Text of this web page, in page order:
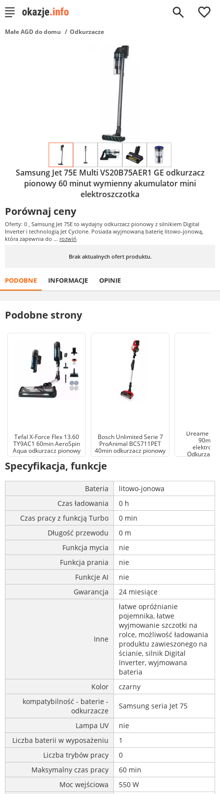
0
Małe AGD do domu Odkurzacze
Samsung Jet 75E Multi VS20B75AER1 GE odkurzacz
pionowy 60 minut wymienny akumulator mini
elektroszczotka
Porównaj ceny
Oferty: 0 , Samsung Jet 75E to wydajny odkurzacz pionowy z silnikiem Digital
Inverter i technologią Jet Cyclone. Posiada wyjmowaną baterię litowo-jonową,
która zapewnia do ... rozwiń
Brak aktualnych ofert produktu.
PODOBNE INFORMACJE OPINIE
Podobne strony
Tefal X-Force Flex 13.60
TY9AC1 60min AeroSpin
Aqua odkurzacz pionowy
Bosch Unlimited Serie 7
ProAnimal BCS711PET
40min odkurzacz pionowy
Dreame
90min
Odkurzacz
Specyfikacja, funkcje
Bateria
litowo-jonowa
Czas ładowania
0 h
Czas pracy z funkcją Turbo
0 min
Długość przewodu
0 m
Funkcja mycia
nie
Funkcja prania
nie
Funkcje AI
nie
Gwarancja
24 miesiące
Inne
łatwe opróżnianie
pojemnika, łatwe
wyjmowanie szczotki na
rolce, możliwość ładowania
produktu zawieszonego na
ścianie, silnik Digital
Inverter, wyjmowana
bateria
Kolor
czarny
kompatybilność - baterie -
odkurzacze
Samsung seria Jet 75
Lampa UV
nie
Liczba baterii w wyposażeniu
1
Liczba trybów pracy
0
Maksymalny czas pracy
60 min
Moc wejściowa
550 W